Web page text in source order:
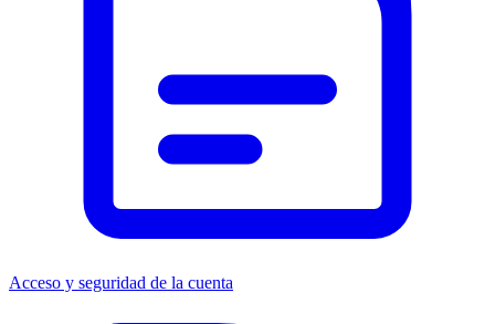
Acceso y seguridad de la cuenta